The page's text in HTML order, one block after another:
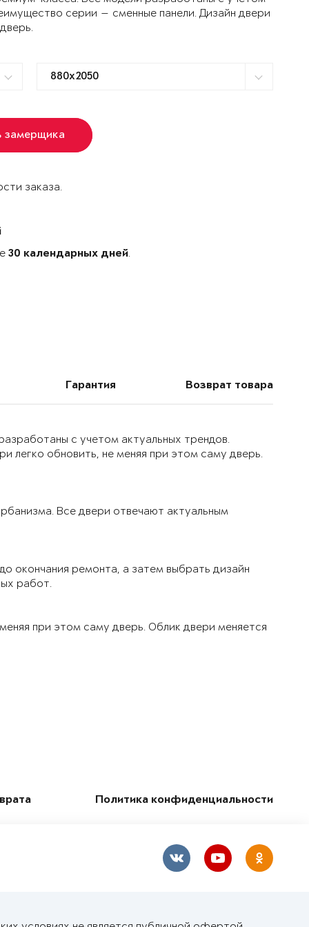
серии — сменные панели. Дизайн двери
замерщика
заказа.
30 календарных дней.
Гарантия Возврат товара
с учетом актуальных трендов.
легко обновить, не меняя при этом саму дверь.
Все двери отвечают актуальным
окончания ремонта, а затем выбрать дизайн
работ.
при этом саму дверь. Облик двери меняется
Политика конфиденциальности